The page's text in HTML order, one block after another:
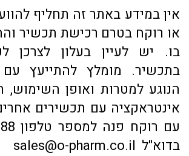
אין במידע באתר זה תחליף
או רוקח בטרם רכישת תכשיר
בו. יש לעיין בעלון לצרכן
בתכשיר. מומלץ להתייעץ
הנוגע למטרות ואופן השימוש,
אינטראקציה עם תכשירים
בדוא"ל sales@o-pharm.co.il